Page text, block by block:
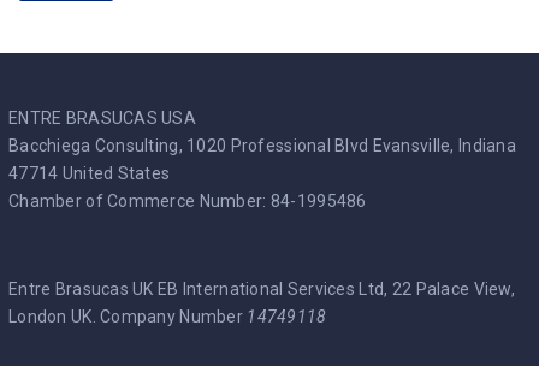
ENTRE BRASUCAS USA
Bacchiega Consulting, 1020 Professional Blvd Evansville, Indiana
47714 United States
Chamber of Commerce Number: 84-1995486
Entre Brasucas UK EB International Services Ltd, 22 Palace View,
London UK. Company Number 14749118